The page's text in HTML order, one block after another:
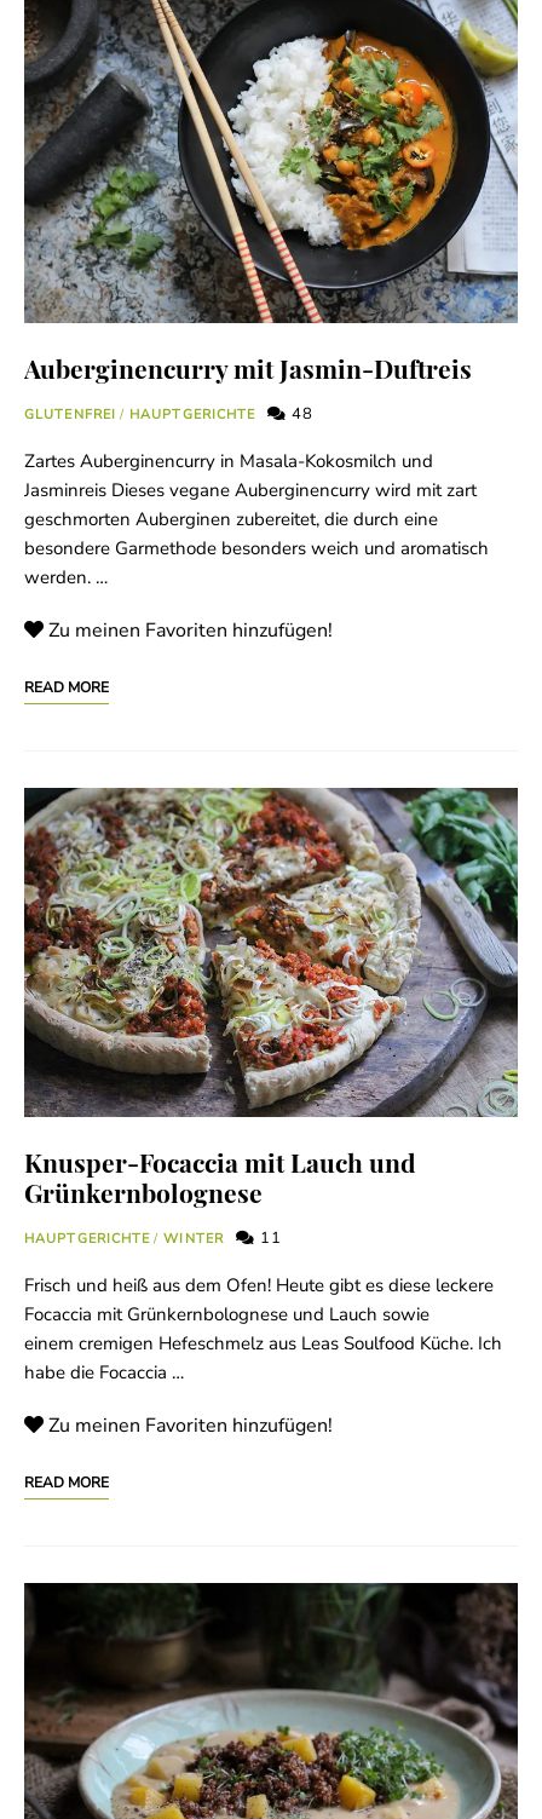
Auberginencurry mit Jasmin-Duftreis
GLUTENFREI / HAUPTGERICHTE 48
Zartes Auberginencurry in Masala-Kokosmilch und
Jasminreis Dieses vegane Auberginencurry wird mit zart
geschmorten Auberginen zubereitet, die durch eine
besondere Garmethode besonders weich und aromatisch
werden. …
Zu meinen Favoriten hinzufügen!
READ MORE
Knusper-Focaccia mit Lauch und
Grünkernbolognese
HAUPTGERICHTE / WINTER 11
Frisch und heiß aus dem Ofen! Heute gibt es diese leckere
Focaccia mit Grünkernbolognese und Lauch sowie
einem cremigen Hefeschmelz aus Leas Soulfood Küche. Ich
habe die Focaccia …
Zu meinen Favoriten hinzufügen!
READ MORE